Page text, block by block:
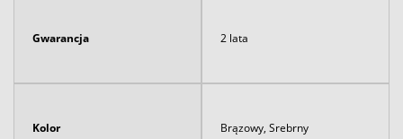
Gwarancja 2 lata
Kolor Brązowy, Srebrny